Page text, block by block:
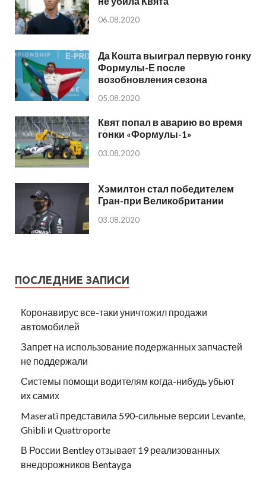
06.08.2020
Да Кошта выиграл первую гонку
Формулы-Е после
возобновления сезона
05.08.2020
Квят попал в аварию во время
гонки «Формулы-1»
03.08.2020
Хэмилтон стал победителем
Гран-при Великобритании
03.08.2020
ПОСЛЕДНИЕ ЗАПИСИ
Коронавирус все-таки уничтожил продажи
автомобилей
Запрет на использование подержанных запчастей
не поддержали
Системы помощи водителям когда-нибудь убьют
их самих
Maserati представила 590-сильные версии Levante,
Ghibli и Quattroporte
В России Bentley отзывает 19 реализованных
внедорожников Bentayga